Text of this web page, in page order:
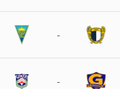
-
-